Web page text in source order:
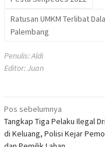
Ratusan UMKM Terlibat
Palembang
Penulis: Aldi
Editor: Juan
Navigasi
pos
Pos sebelumnya
Tangkap Tiga Pelaku Ilegal
di Keluang, Polisi Kejar